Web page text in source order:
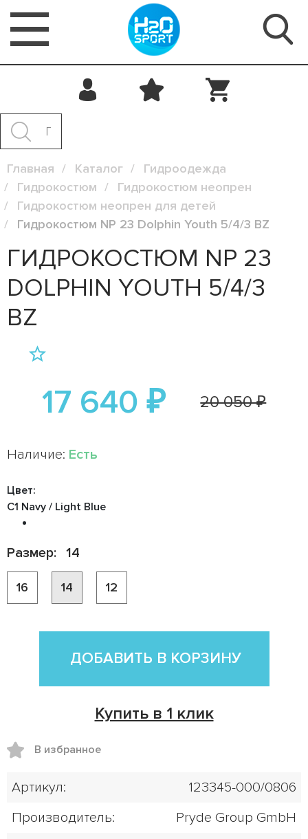
Главная Каталог
Гидроодежда
Гидрокостюм
Гидрокостюм неопрен
Гидрокостюм неопрен для детей
Гидрокостюм NP 23 Dolphin Youth 5/4/3 BZ
ГИДРОКОСТЮМ NP 23
DOLPHIN YOUTH 5/4/3
BZ
17 640 ₽ 20 050 ₽
Наличие: Есть
Цвет:
C1 Navy / Light Blue
Размер: 14
16 14 12
ДОБАВИТЬ В КОРЗИНУ
Купить в 1 клик
В избранное
Артикул:
123345-000/0806
Производитель:
Pryde Group GmbH